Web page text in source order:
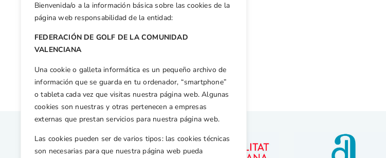
Bienvenida/o a la información básica sobre las cookies de la
página web responsabilidad de la entidad:
FEDERACIÓN DE GOLF DE LA COMUNIDAD
VALENCIANA
Una cookie o galleta informática es un pequeño archivo de
información que se guarda en tu ordenador, “smartphone”
o tableta cada vez que visitas nuestra página web. Algunas
cookies son nuestras y otras pertenecen a empresas
externas que prestan servicios para nuestra página web.
Las cookies pueden ser de varios tipos: las cookies técnicas
son necesarias para que nuestra página web pueda